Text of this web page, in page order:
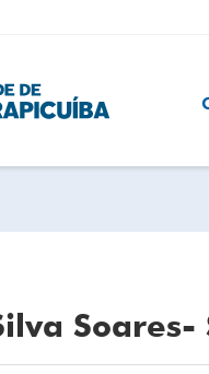
Soares-